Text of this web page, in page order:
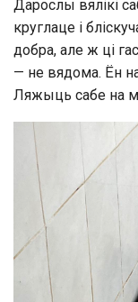
Дарослы вялікі
круглаце і
добра, але ж ці
— не вядома. Ён
Ляжыць сабе на